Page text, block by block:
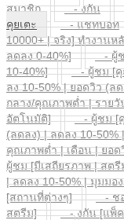
สมาชิก
- งกัน
คุยเตะ
- แชทบอท
10000+ | จริง] ทำงานห
ลดลง 0-40%]
- ผู้ช
10-40%]
- ผู้ชม [คุ
ลง 10-50% | ยอดวิว (ล
กลาง/คุณภาพต่ำ | รายวั
อัตโนมัติ]
- ผู้ชม [คุ
(ลดลง) | ลดลง 10-50%
คุณภาพต่ำ | เดือน | ยอด
ผู้ชม [มีเสถียรภาพ | สต
| ลดลง 10-50% | มุมมอ
[สถานที่ต่างๆ]
- ชอ
สตรีม]
- งกัน [แพ็ค